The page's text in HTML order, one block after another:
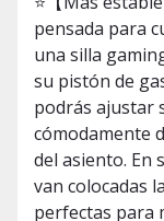
pensada para
una silla
su pistón de
podrás ajustar
cómodamente
del asiento. En
van colocadas
perfectas para